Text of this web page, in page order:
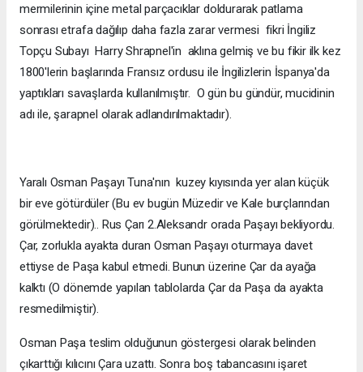
mermilerinin içine metal parçacıklar doldurarak patlama
sonrası etrafa dağılıp daha fazla zarar vermesi fikri İngiliz
Topçu Subayı Harry Shrapnel'in aklına gelmiş ve bu fikir ilk kez
1800'lerin başlarında Fransız ordusu ile İngilizlerin İspanya'da
yaptıkları savaşlarda kullanılmıştır. O gün bu gündür, mucidinin
adı ile, şarapnel olarak adlandırılmaktadır).
Yaralı Osman Paşayı Tuna'nın kuzey kıyısında yer alan küçük
bir eve götürdüler (Bu ev bugün Müzedir ve Kale burçlarından
görülmektedir).. Rus Çarı 2.Aleksandr orada Paşayı bekliyordu.
Çar, zorlukla ayakta duran Osman Paşayı oturmaya davet
ettiyse de Paşa kabul etmedi. Bunun üzerine Çar da ayağa
kalktı (O dönemde yapılan tablolarda Çar da Paşa da ayakta
resmedilmiştir).
Osman Paşa teslim olduğunun göstergesi olarak belinden
çıkarttığı kılıcını Çara uzattı. Sonra boş tabancasını işaret